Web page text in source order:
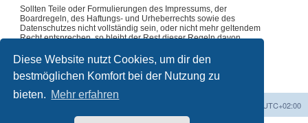
Diese Website nutzt Cookies, um dir den
bestmöglichen Komfort bei der Nutzung zu
bieten. Mehr erfahren
Sollten Teile oder Formulierungen des Impressums, der
Boardregeln, des Haftungs- und Urheberrechts sowie des
Datenschutzes nicht vollständig sein, oder nicht mehr geltendem
Recht entsprechen, so bleibt der Rest dieser Regeln davon
auszugsweise, ist ohne vorherige Abklärung mit dem Forenteam
nicht zulässig.#
UTC+02:00